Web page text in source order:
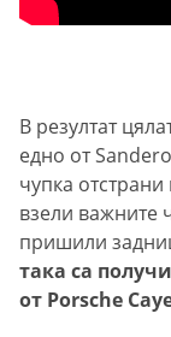
В резултат
едно от
чупка
взели важните
пришили
така са
от Porsche